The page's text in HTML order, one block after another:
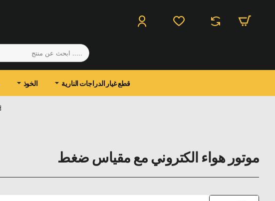
.....
ابحث
عن
منتج
قطع غيار الدراجات النارية الخوذ
موتور هواء الكتروني مع مقياس ضغط